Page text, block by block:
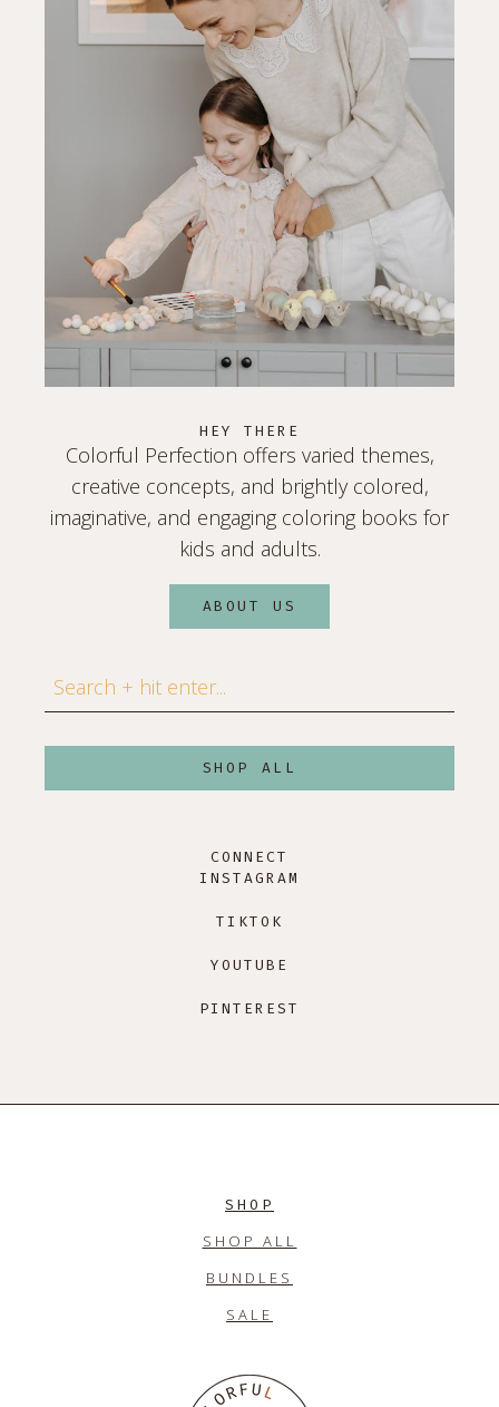
HEY THERE
Colorful Perfection offers varied themes,
creative concepts, and brightly colored,
imaginative, and engaging coloring books for
kids and adults.
ABOUT US
Search
SHOP ALL
CONNECT
INSTAGRAM
TIKTOK
YOUTUBE
PINTEREST
SHOP
SHOP ALL
BUNDLES
SALE